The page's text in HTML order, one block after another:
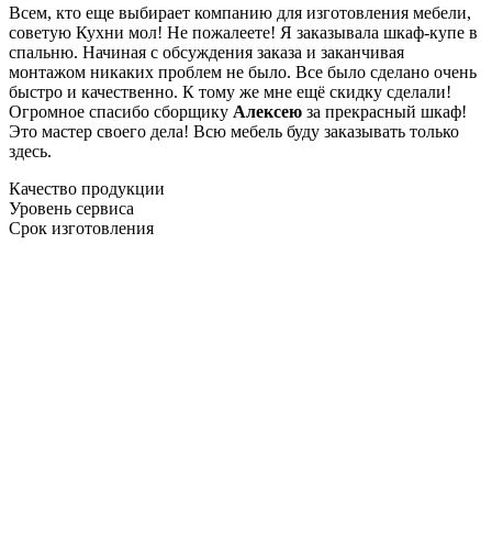
Всем, кто еще выбирает компанию для изготовления мебели,
советую Кухни мол! Не пожалеете! Я заказывала шкаф-купе в
спальню. Начиная с обсуждения заказа и заканчивая
монтажом никаких проблем не было. Все было сделано очень
быстро и качественно. К тому же мне ещё скидку сделали!
Огромное спасибо сборщику Алексею за прекрасный шкаф!
Это мастер своего дела! Всю мебель буду заказывать только
здесь.
Качество продукции
Уровень сервиса
Срок изготовления